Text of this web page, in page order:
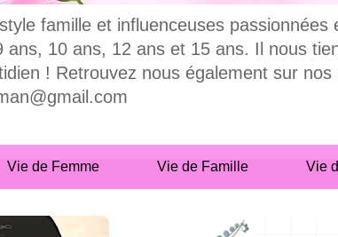
famille et influenceuses
10 ans, 12 ans et 15 ans. Il nous
! Retrouvez nous également sur nos
Vie de Femme Vie de Famille Vie